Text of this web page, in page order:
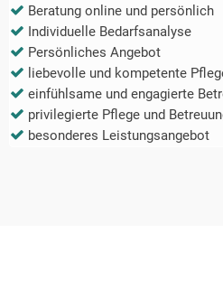
Beratung online und persönlich
Individuelle Bedarfsanalyse
Persönliches Angebot
liebevolle und kompetente
einfühlsame und engagierte
privilegierte Pflege und
besonderes Leistungsangebot